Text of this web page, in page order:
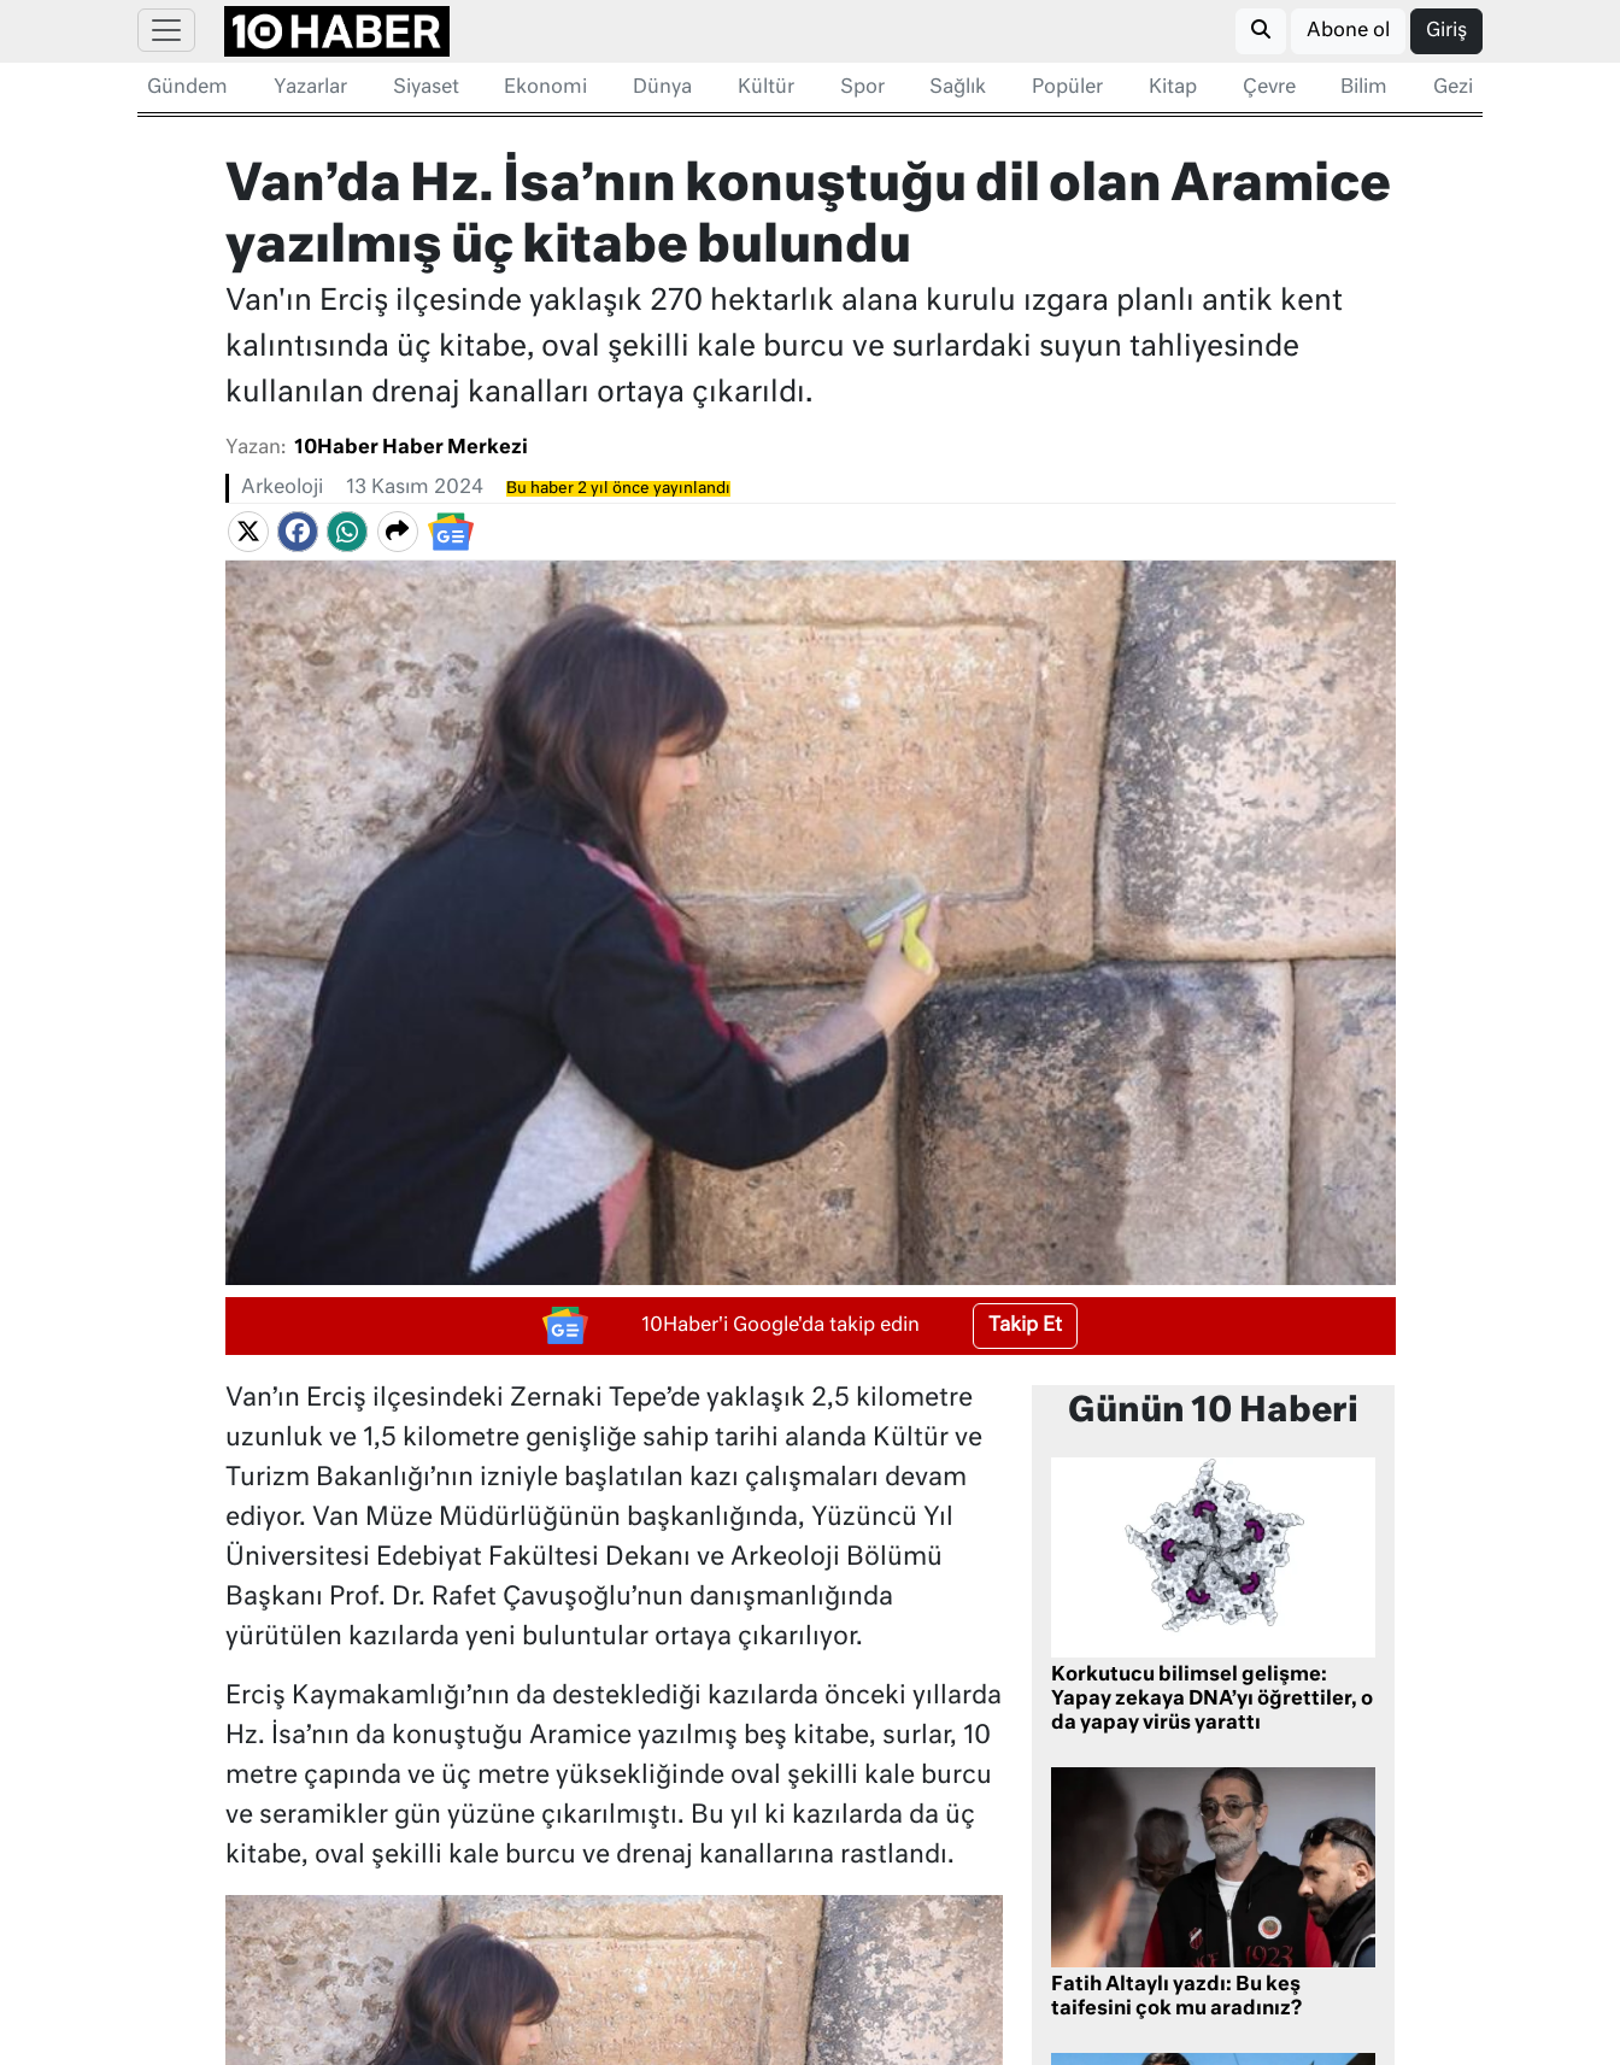
Abone ol Giriş
Gündem Yazarlar Siyaset Ekonomi Dünya Kültür Spor Sağlık Popüler Kitap Çevre Bilim Gezi
Van’da Hz. İsa’nın konuştuğu dil olan Aramice
yazılmış üç kitabe bulundu
Van'ın Erciş ilçesinde yaklaşık 270 hektarlık alana kurulu ızgara planlı antik kent
kalıntısında üç kitabe, oval şekilli kale burcu ve surlardaki suyun tahliyesinde
kullanılan drenaj kanalları ortaya çıkarıldı.
Yazan: 10Haber Haber Merkezi
Arkeoloji 13 Kasım 2024 Bu haber 2 yıl önce yayınlandı
10Haber'i Google'da takip edin Takip Et
Van’ın Erciş ilçesindeki Zernaki Tepe’de yaklaşık 2,5 kilometre
uzunluk ve 1,5 kilometre genişliğe sahip tarihi alanda Kültür ve
Turizm Bakanlığı’nın izniyle başlatılan kazı çalışmaları devam
ediyor. Van Müze Müdürlüğünün başkanlığında, Yüzüncü Yıl
Üniversitesi Edebiyat Fakültesi Dekanı ve Arkeoloji Bölümü
Başkanı Prof. Dr. Rafet Çavuşoğlu’nun danışmanlığında
yürütülen kazılarda yeni buluntular ortaya çıkarılıyor.
Erciş Kaymakamlığı’nın da desteklediği kazılarda önceki yıllarda
Hz. İsa’nın da konuştuğu Aramice yazılmış beş kitabe, surlar, 10
metre çapında ve üç metre yüksekliğinde oval şekilli kale burcu
ve seramikler gün yüzüne çıkarılmıştı. Bu yıl ki kazılarda da üç
kitabe, oval şekilli kale burcu ve drenaj kanallarına rastlandı.
Günün 10 Haberi
Korkutucu bilimsel gelişme:
Yapay zekaya DNA’yı öğrettiler, o
da yapay virüs yarattı
Fatih Altaylı yazdı: Bu keş
taifesini çok mu aradınız?